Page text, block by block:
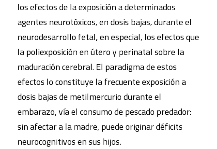
los efectos de la exposición a determinados
agentes neurotóxicos, en dosis bajas, durante el
neurodesarrollo fetal, en especial, los efectos que
la poliexposición en útero y perinatal sobre la
maduración cerebral. El paradigma de estos
efectos lo constituye la frecuente exposición a
dosis bajas de metilmercurio durante el
embarazo, vía el consumo de pescado predador:
sin afectar a la madre, puede originar déficits
neurocognitivos en sus hijos.